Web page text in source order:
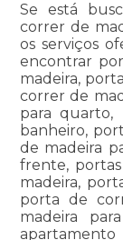
Se está
correr de
os serviços
encontrar
madeira,
correr de
para quarto,
banheiro,
de madeira
frente,
madeira,
porta de
madeira